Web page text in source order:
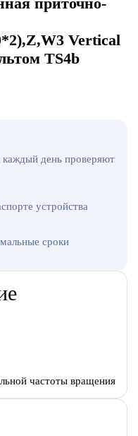
Vertical
TS4b
день проверяют
устройства
сроки
частоты вращения